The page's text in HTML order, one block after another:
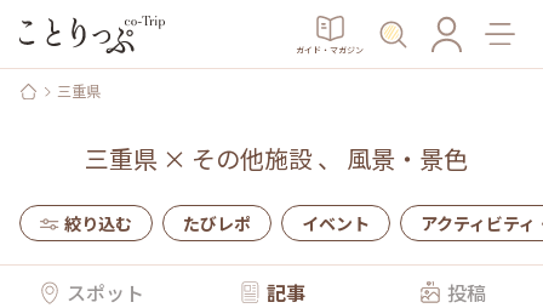
ガイド・マガジン
三重県
三重県 × その他施設、 風景・景色
絞り込む たびレポ イベント アクティビティ
スポット 記事 投稿